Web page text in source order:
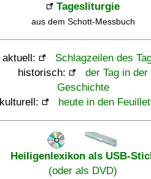
Tagesliturgie
aus dem Schott-Messbuch
aktuell:
Schlagzeilen des
historisch:
der Tag in der
Geschichte
kulturell:
heute in den
Heiligenlexikon als USB-
(oder als DVD)